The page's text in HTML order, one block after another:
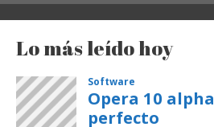
Lo más leído hoy